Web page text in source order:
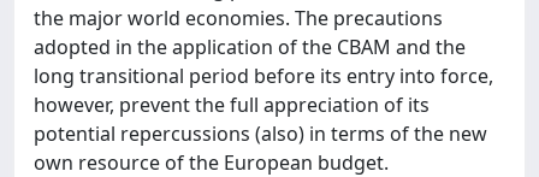
the major world economies. The precautions
adopted in the application of the CBAM and the
long transitional period before its entry into force,
however, prevent the full appreciation of its
potential repercussions (also) in terms of the new
own resource of the European budget.